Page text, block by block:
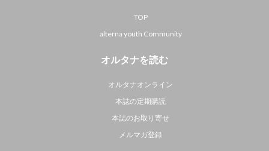
TOP
alterna youth Community
オルタナを読む
オルタナオンライン
本誌の定期購読
本誌のお取り寄せ
メルマガ登録